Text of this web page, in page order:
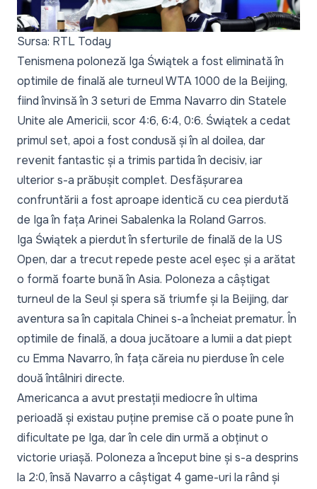
Sursa: RTL Today
Tenismena poloneză Iga Świątek a fost eliminată în
optimile de finală ale turneul WTA 1000 de la Beijing,
fiind învinsă în 3 seturi de Emma Navarro din Statele
Unite ale Americii, scor 4:6, 6:4, 0:6. Świątek a cedat
primul set, apoi a fost condusă și în al doilea, dar
revenit fantastic și a trimis partida în decisiv, iar
ulterior s-a prăbușit complet. Desfășurarea
confruntării a fost aproape identică cu cea pierdută
de Iga în fața Arinei Sabalenka la Roland Garros.
Iga Świątek a pierdut în sferturile de finală de la US
Open, dar a trecut repede peste acel eșec și a arătat
o formă foarte bună în Asia. Poloneza a câștigat
turneul de la Seul și spera să triumfe și la Beijing, dar
aventura sa în capitala Chinei s-a încheiat prematur. În
optimile de finală, a doua jucătoare a lumii a dat piept
cu Emma Navarro, în fața căreia nu pierduse în cele
două întâlniri directe.
Americanca a avut prestații mediocre în ultima
perioadă și existau puține premise că o poate pune în
dificultate pe Iga, dar în cele din urmă a obținut o
victorie uriașă. Poloneza a început bine și s-a desprins
la 2:0, însă Navarro a câștigat 4 game-uri la rând și